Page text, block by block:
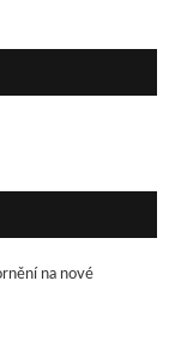
na nové